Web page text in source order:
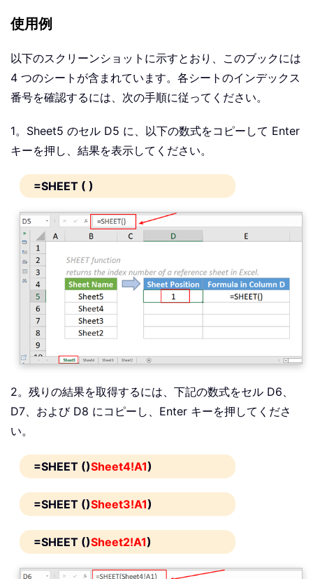
使用例
以下のスクリーンショットに示すとおり、このブックには
4 つのシートが含まれています。各シートのインデックス
番号を確認するには、次の手順に従ってください。
1。Sheet5 のセル D5 に、以下の数式をコピーして Enter
キーを押し、結果を表示してください。
=SHEET ( )
2。残りの結果を取得するには、下記の数式をセル D6、
D7、および D8 にコピーし、Enter キーを押してくださ
い。
=SHEET ()Sheet4!A1)
=SHEET ()Sheet3!A1)
=SHEET ()Sheet2!A1)